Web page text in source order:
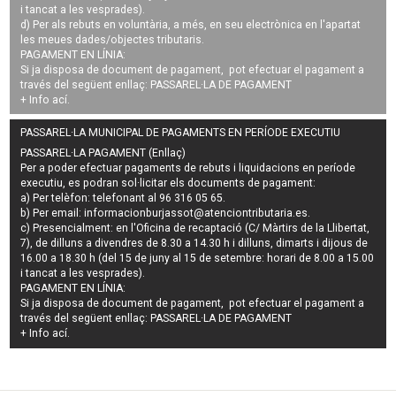
i tancat a les vesprades).
d) Per als rebuts en voluntària, a més, en seu electrònica en l'apartat
les meues dades/objectes tributaris.
PAGAMENT EN LÍNIA:
Si ja disposa de document de pagament, pot efectuar el pagament a
través del següent enllaç: PASSAREL·LA DE PAGAMENT
+ Info ací.
PASSAREL·LA MUNICIPAL DE PAGAMENTS EN PERÍODE EXECUTIU
PASSAREL·LA PAGAMENT (Enllaç)
Per a poder efectuar pagaments derebuts i liquidacions en període
executiu, es podran sol·licitar els documents de pagament:
a) Per telèfon: telefonant al 96 316 05 65.
b) Per email:informacionburjassot@atenciontributaria.es.
c) Presencialment: en l'Oficina de recaptació (C/ Màrtirs de la Llibertat,
7), de dilluns a divendres de 8.30 a 14.30 h i dilluns, dimarts i dijous de
16.00 a 18.30 h (del 15 de juny al 15 de setembre: horari de 8.00 a 15.00
i tancat a les vesprades).
PAGAMENT EN LÍNIA:
Si ja disposa de document de pagament, pot efectuar el pagament a
través del següent enllaç: PASSAREL·LA DE PAGAMENT
+ Info ací.